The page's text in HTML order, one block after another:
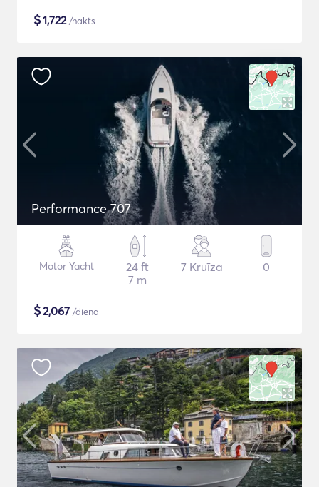
$1,722/nakts
Performance 707
Motor Yacht
24 ft
7 m
7 Kruīza 0
$2,067 /diena